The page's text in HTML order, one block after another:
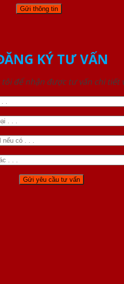
KÝ TƯ VẤN
để nhận được tư vấn chi tiết